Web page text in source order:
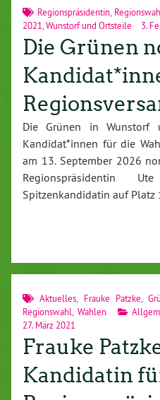
Regionspräsidentin,
2021,Wunstorf und Ortsteile 3.
Die Grünen
Die Grünen in Wunstorf
Kandidat*innen für die
am 13. September 2026
Regionspräsidentin
Spitzenkandidatin auf Platz
Aktuelles Frauke Patzke ,
Regionswahl Wahlen
27. März 2021
Frauke
Kandidatin